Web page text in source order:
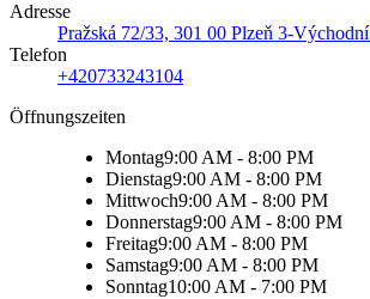
Adresse
Pražská 72/33, 301 00 Plzeň 3-
Telefon
+420733243104
Öffnungszeiten
Montag9:00 AM - 8:00 PM
Dienstag9:00 AM - 8:00 PM
Mittwoch9:00 AM - 8:00 PM
Donnerstag9:00 AM - 8:00 PM
Freitag9:00 AM - 8:00 PM
Samstag9:00 AM - 8:00 PM
Sonntag10:00 AM - 7:00 PM